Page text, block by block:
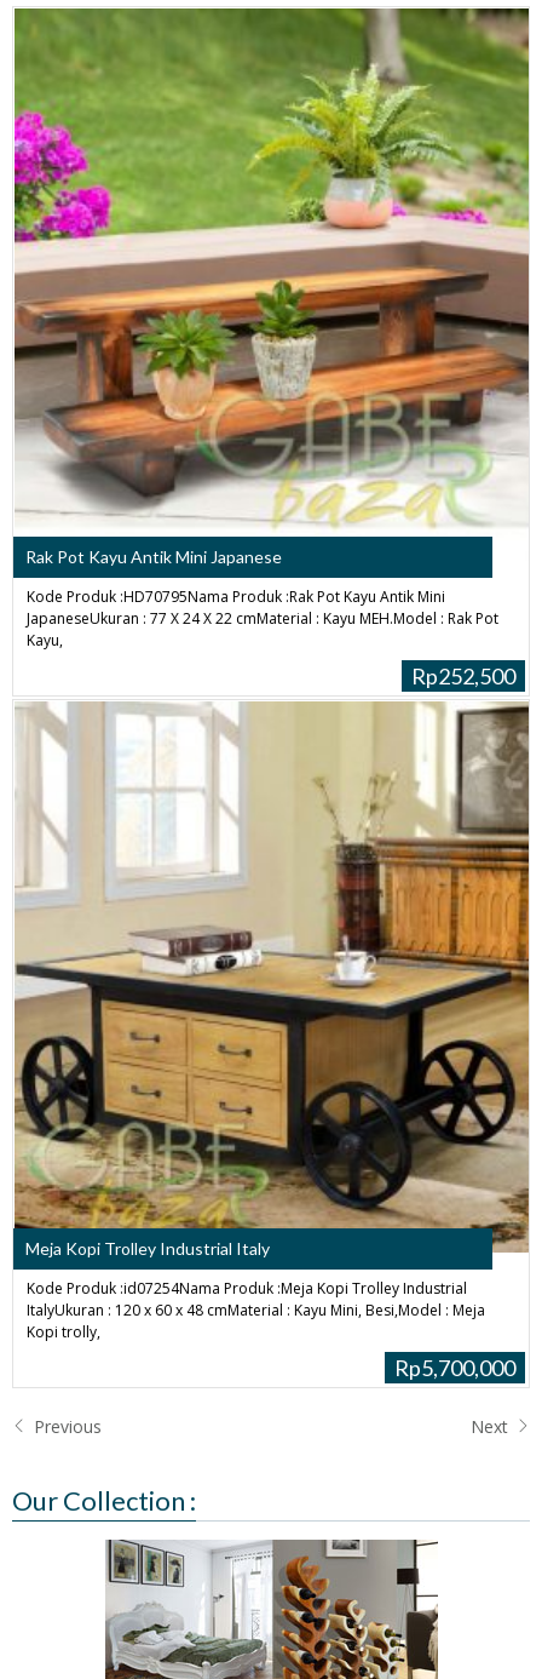
Rak Pot Kayu Antik Mini Japanese
Kode Produk :HD70795Nama Produk :Rak Pot Kayu Antik Mini
JapaneseUkuran : 77 X 24 X 22 cmMaterial : Kayu MEH.Model : Rak Pot
Kayu,
Rp252,500
Meja Kopi Trolley Industrial Italy
Kode Produk :id07254Nama Produk :Meja Kopi Trolley Industrial
ItalyUkuran : 120 x 60 x 48 cmMaterial : Kayu Mini, Besi,Model : Meja
Kopi trolly,
Rp5,700,000
Previous Next
Our Collection :